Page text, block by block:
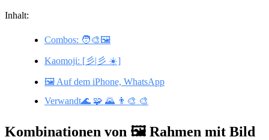
Inhalt:
Combos: 🧑‍🎨🖼️
Kaomoji: [彡|彡 ☀️︎]
🖼️ Auf dem iPhone, WhatsApp
Verwandt🌊 🧩 🌄 👨‍🎨 🎨
Kombinationen von 🖼️ Rahmen mit Bild